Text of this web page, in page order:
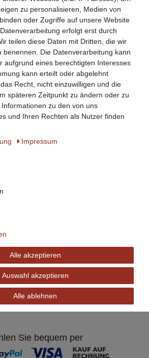
Artikel anzeigen
*inkl. ges. MwSt.zzgl. internationale
Beeketal Planetenrührwerk
Teigknetmaschine
589,90 € *
Artikel anzeigen
*inkl. ges. MwSt.zzgl.internationale
Versandkosten
579,00 € *
Artikel anzeigen
inkl. ges. MwSt.
Sie bequem per
zu personalisieren, Medien von
oder Zugriffe auf unsere Website
erfolgt erst durch
teilen diese Daten mit Dritten, die wir
benennen. Die Datenverarbeitung kann
aufgrund eines berechtigten Interesses
kann erteilt oder abgelehnt
Recht, nicht einzuwilligen und die
späteren Zeitpunkt zu ändern oder zu
zu den von uns
und Ihren Rechten als Nutzer finden
Impressum
Alle akzeptieren
Auswahl akzeptieren
Alle ablehnen